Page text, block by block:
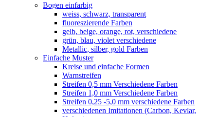
Bogen einfarbig
weiss, schwarz, transparent
fluoreszierende Farben
gelb, beige, orange, rot, verschiedene
grün, blau, violet verschiedene
Metallic, silber, gold Farben
Einfache Muster
Kreise und einfache Formen
Warnstreifen
Streifen 0,5 mm Verschiedene Farben
Streifen 1,0 mm Verschiedene Farben
Streifen 0,25 -5,0 mm verschiedene Farben
verschiedenen Imitationen (Carbon, Kevlar,